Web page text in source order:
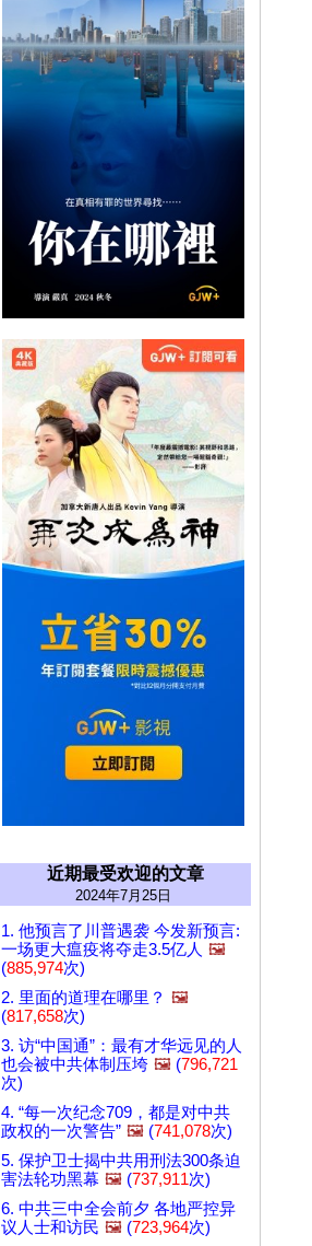
近期最受欢迎的文章
2024年7月25日
1. 他预言了川普遇袭 今发新预言:
一场更大瘟疫将夺走3.5亿人 🖼️
(885,974次)
2. 里面的道理在哪里？ 🖼️
(817,658次)
3. 访“中国通”：最有才华远见的人
也会被中共体制压垮 🖼️ (796,721
次)
4. “每一次纪念709，都是对中共
政权的一次警告” 🖼️ (741,078次)
5. 保护卫士揭中共用刑法300条迫
害法轮功黑幕 🖼️ (737,911次)
6. 中共三中全会前夕 各地严控异
议人士和访民 🖼️ (723,964次)